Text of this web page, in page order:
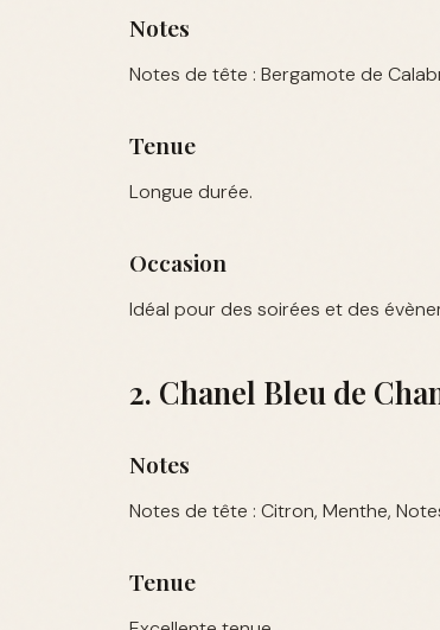
Notes
Notes de tête : Bergamote de
Tenue
Longue durée.
Occasion
Idéal pour des soirées et des
2. Chanel Bleu de
Notes
Notes de tête : Citron, Menthe,
Tenue